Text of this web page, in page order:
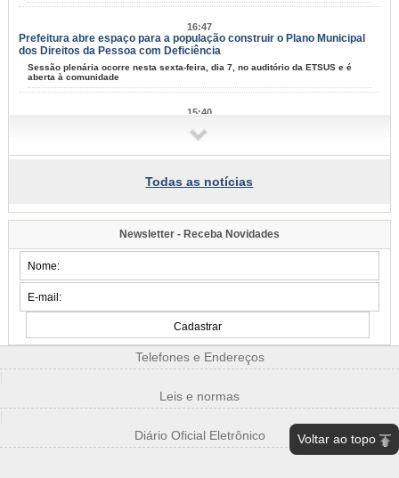
16:47
Prefeitura abre espaço para a população construir o Plano Municipal
dos Direitos da Pessoa com Deficiência
Sessão plenária ocorre nesta sexta-feira, dia 7, no auditório da ETSUS e é
aberta à comunidade
15:40
Saúde de Blumenau avança com investimentos em infraestrutura,
ampliação de atendimentos e modernização dos serviços
Balanço dos últimos quatro meses foi apresentando pelo secretário de
Promoção da Saúde nesta terça-feira, dia 4
09:49
Spaten Tisch chega à Oktoberfest de Blumenau para celebrar o ritual
Novo espaço exclusivo da cerveja oficial aposta em hospitalidade, cultura e
experiências inspiradas nos tradicionais pavilhões alemães, marcando uma
nova fase
Inscrições para o Blumenkuchen 2026 são prorrogadas
Estabelecimentos têm até o dia 10 de agosto para se inscrever
08:31
Dia Nacional da Vigilância Sanitária: cinco lugares em que o órgão
Todas as notícias
Newsletter - Receba Novidades
Telefones e Endereços
Leis e normas
Diário Oficial Eletrônico Voltar ao topo